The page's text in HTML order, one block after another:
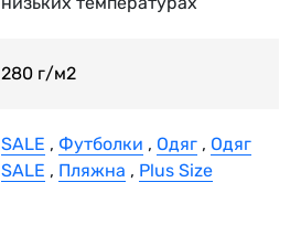
280 г/м2
SALE , Футболки , Одяг , Одяг
SALE , Пляжна , Plus Size